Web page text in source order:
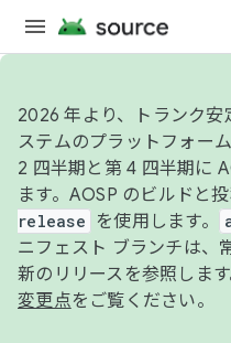
2026 年より、トランク
ステムのプラットフォー
2 四半期と第 4 四半期に
ます。AOSP のビルドと投
release
を使用します。
ニフェスト ブランチは、
新のリリースを参照しま
変更点をご覧ください。